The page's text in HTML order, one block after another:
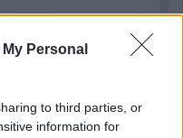
Personal
to third parties, or
information for